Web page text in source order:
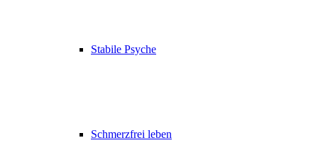
Stabile Psyche
Schmerzfrei leben